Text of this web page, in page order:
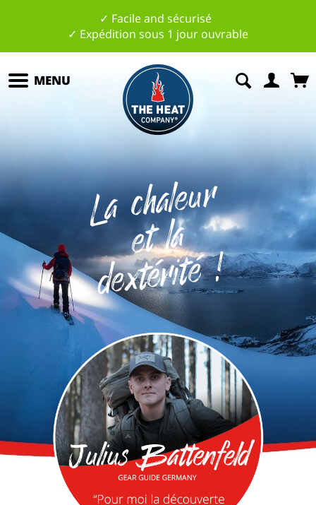
✓ Facile and sécurisé
✓ Expédition sous 1 jour ouvrable
L
a
c
h
al
e
u
r
et
l
a
d
e
xt
é
rit
é
!
MENU